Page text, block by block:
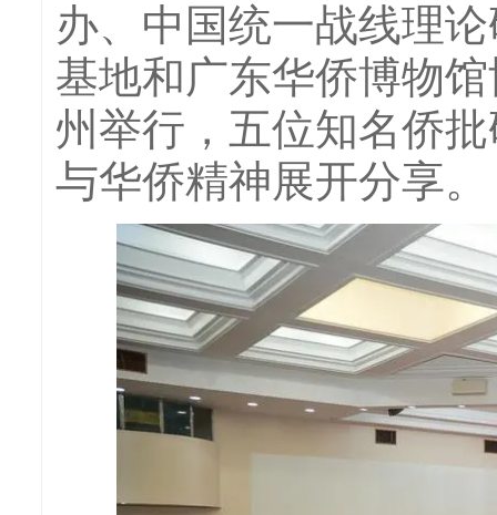
办、中国统一战线理
基地和广东华侨博物
州举行，五位知名侨
与华侨精神展开分享。